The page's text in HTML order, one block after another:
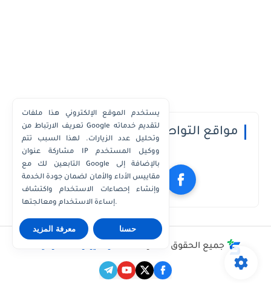
مواقع التواصل الاجتماعي
جميع الحقوق محفوظة ©
يستخدم الموقع الإلكتروني هذا ملفات
تعريف الارتباط من Google لتقديم خدماته
وتحليل عدد الزيارات. لهذا السبب تتم
مشاركة عنوان IP ووكيل المستخدم
التابعين لك مع Google بالإضافة إلى
مقاييس الأداء والأمان لضمان جودة الخدمة
وإنشاء إحصاءات الاستخدام واكتشاف
إساءة الاستخدام ومعالجتها.
معرفة المزيد حسنا